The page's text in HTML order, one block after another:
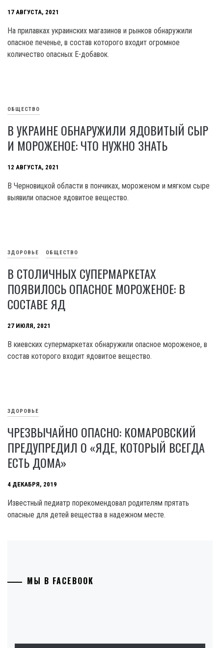
17 АВГУСТА, 2021
На прилавках украинских магазинов и рынков обнаружили
опасное печенье, в состав которого входит огромное
количество опасных Е-добавок.
ОБЩЕСТВО
В УКРАИНЕ ОБНАРУЖИЛИ ЯДОВИТЫЙ СЫР
И МОРОЖЕНОЕ: ЧТО НУЖНО ЗНАТЬ
12 АВГУСТА, 2021
В Черновицкой области в пончиках, мороженом и мягком сыре
выявили опасное ядовитое вещество.
ЗДОРОВЬЕ ОБЩЕСТВО
В СТОЛИЧНЫХ СУПЕРМАРКЕТАХ
ПОЯВИЛОСЬ ОПАСНОЕ МОРОЖЕНОЕ: В
СОСТАВЕ ЯД
27 ИЮЛЯ, 2021
В киевских супермаркетах обнаружили опасное мороженое, в
состав которого входит ядовитое вещество.
ЗДОРОВЬЕ
ЧРЕЗВЫЧАЙНО ОПАСНО: КОМАРОВСКИЙ
ПРЕДУПРЕДИЛ О «ЯДЕ, КОТОРЫЙ ВСЕГДА
ЕСТЬ ДОМА»
4 ДЕКАБРЯ, 2019
Известный педиатр порекомендовал родителям прятать
опасные для детей вещества в надежном месте.
МЫ В FACEBOOK